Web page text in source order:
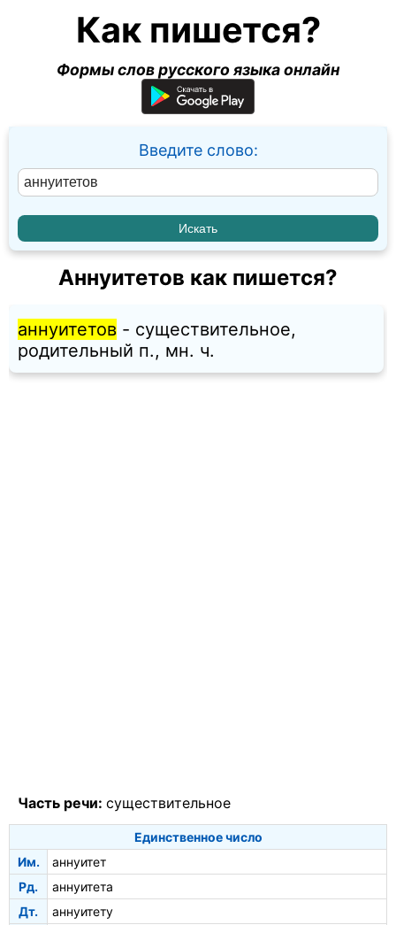
Как пишется?
Формы слов русского языка онлайн
Введите слово:
Аннуитетов как пишется?
аннуитетов - существительное,
родительный п., мн. ч.
Часть речи: существительное
Единственное число
Им.
аннуитет
Рд.
аннуитета
Дт.
аннуитету